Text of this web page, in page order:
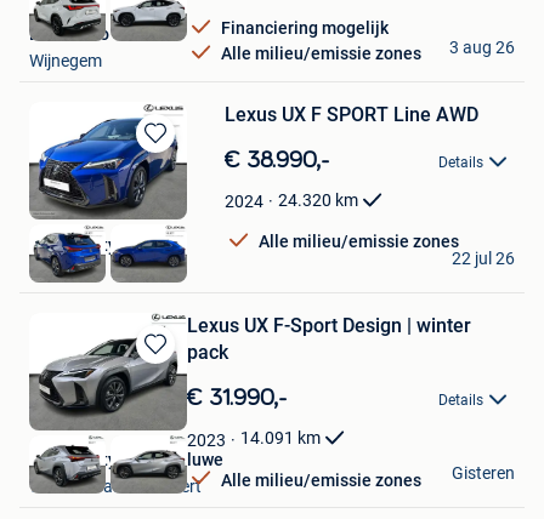
Financiering mogelijk
Alle milieu/emissie zones
Bravoauto Woluwe
Wijnegem
3 aug 26
Bewaren
in
Mijn
Favorieten
Lexus UX F SPORT Line AWD
€ 38.990,- Details
2024 24.320 km
Alle milieu/emissie zones
Toyota City Brussels
Wijnegem
22 jul 26
Bewaren
in
Favorieten
Lexus UX F-Sport Design | winter
pack
€ 31.990,- Details
2023 14.091 km
Alle milieu/emissie zones
Toyota City Used Woluwe
Woluwe-Saint-Lambert
Gisteren